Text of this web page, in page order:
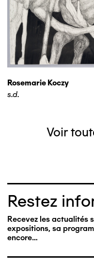
Rosemarie Koczy
s.d.
Voir
Restez
Recevez les actualités
expositions, sa
encore…